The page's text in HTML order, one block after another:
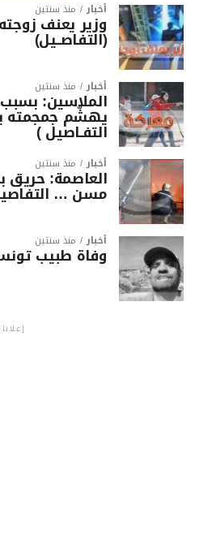
أخبار منذ سنتين
وزير يعنف
(التفاصــيل)
أخبار منذ سنتين
الملاسين:
يهشّم جمجمته
التفـاصيل )
أخبار منذ سنتين
العاصمة: حريق
مسن …
أخبار منذ سنتين
وفاة طبيب